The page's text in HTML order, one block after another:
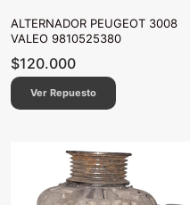
ALTERNADOR PEUGEOT 3008
VALEO 9810525380
$120.000
Ver Repuesto